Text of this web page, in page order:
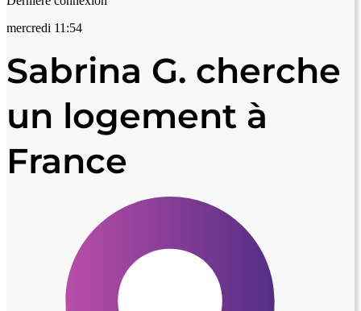
mercredi 11:54
Sabrina G. cherche
un logement à
France